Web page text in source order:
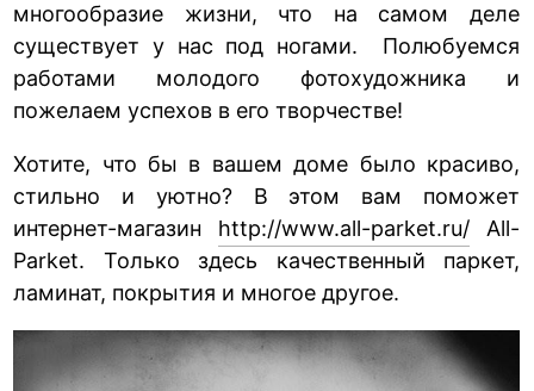
многообразие жизни, что на самом деле
существует у нас под ногами. Полюбуемся
работами молодого фотохудожника и
пожелаем успехов в его творчестве!
Хотите, что бы в вашем доме было красиво,
стильно и уютно? В этом вам поможет
интернет-магазин http://www.all-parket.ru/ All-
Parket. Только здесь качественный паркет,
ламинат, покрытия и многое другое.